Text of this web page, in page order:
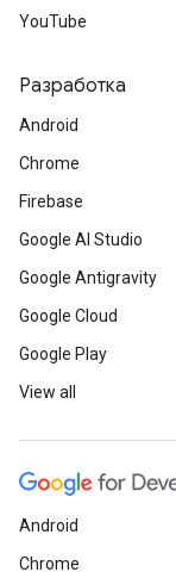
YouTube
Разработка
Android
Chrome
Firebase
Google AI Studio
Google Antigravity
Google Cloud
Google Play
View all
Android
Chrome